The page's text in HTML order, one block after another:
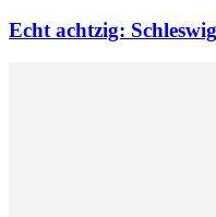
Echt achtzig: